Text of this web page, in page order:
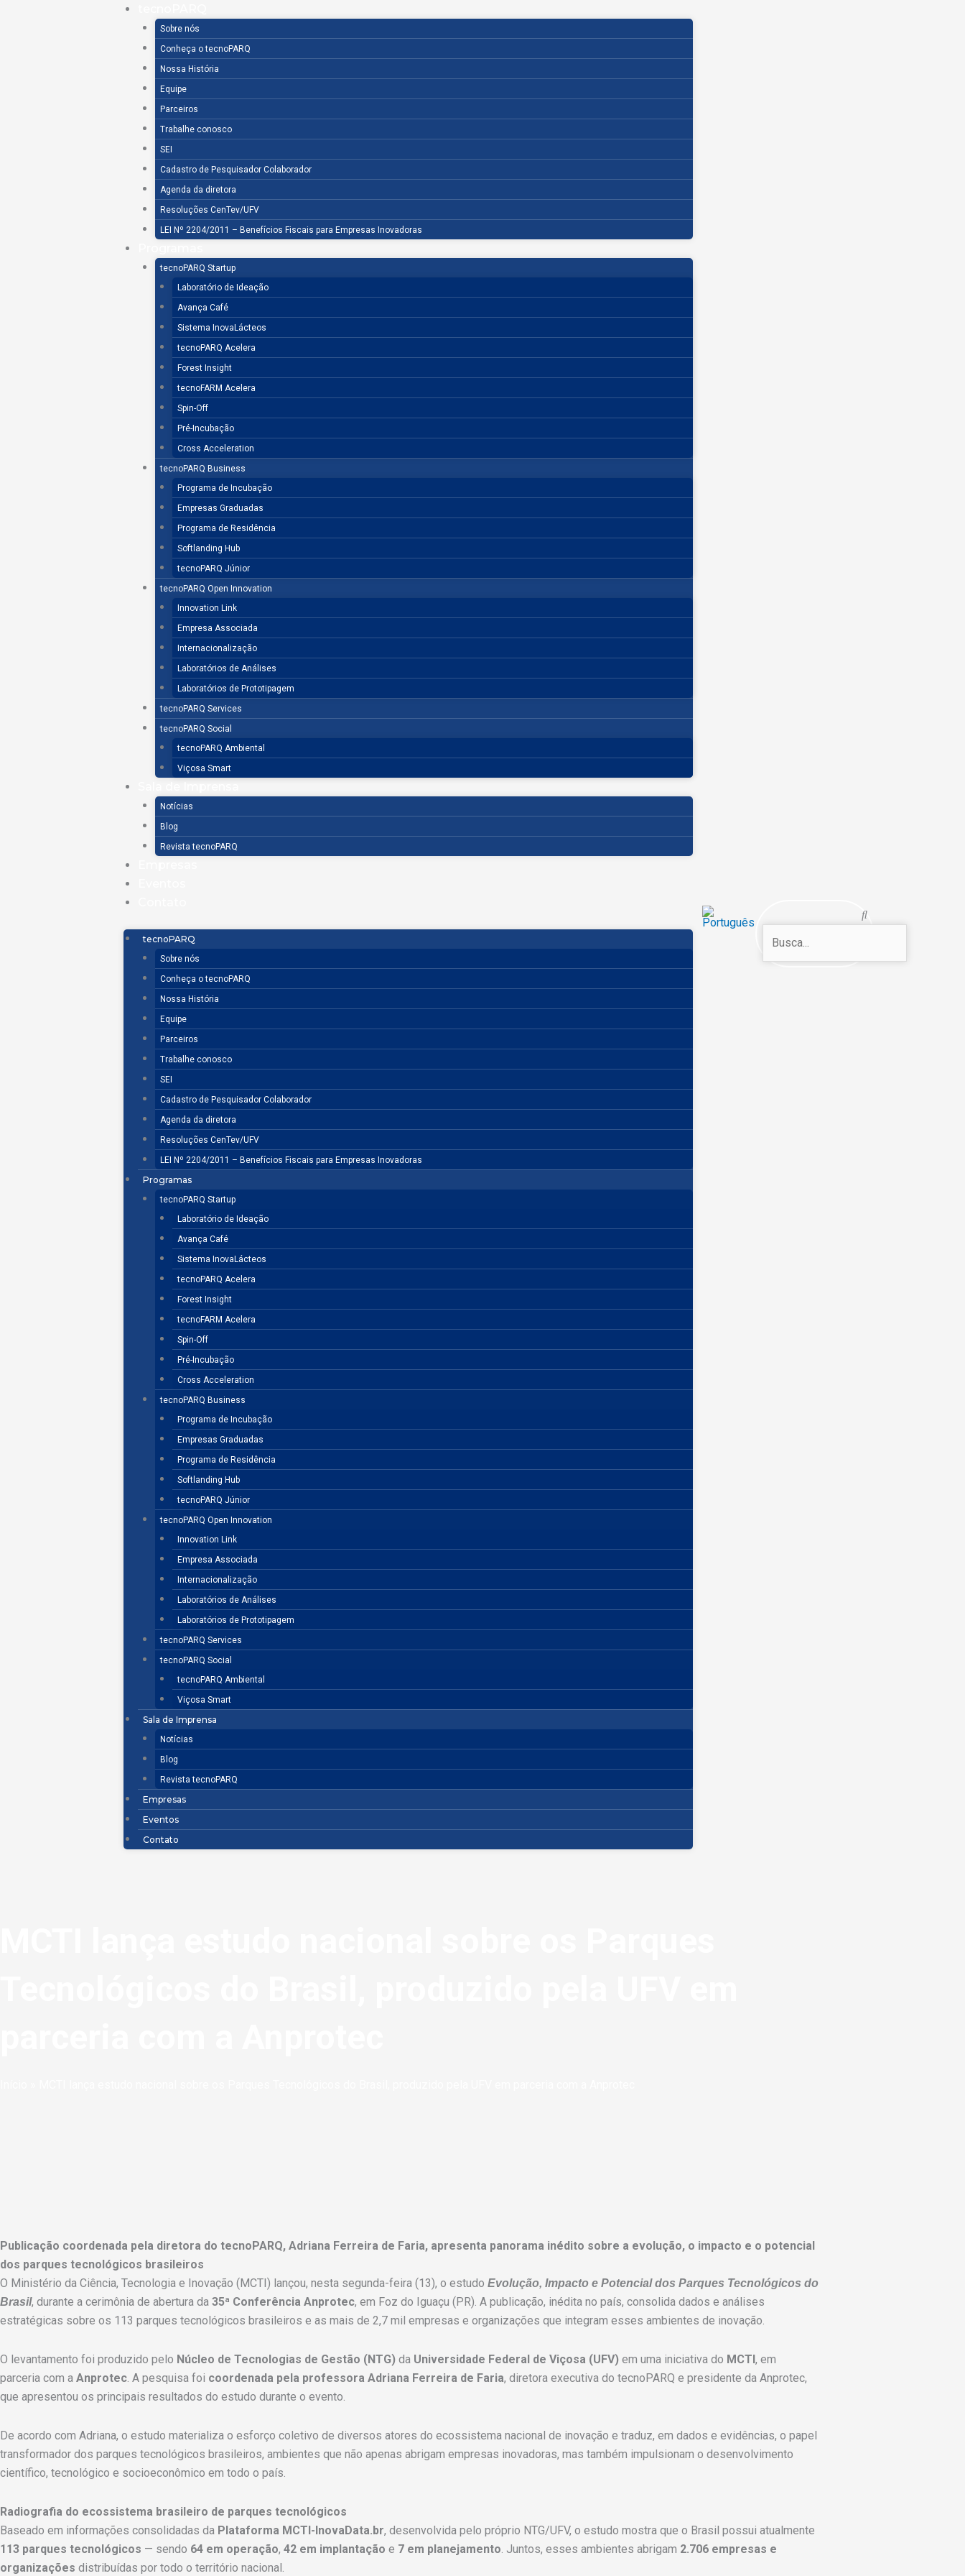
Sobre nós
Conheça o tecnoPARQ
Nossa História
Equipe
Parceiros
Trabalhe conosco
SEI
Cadastro de Pesquisador Colaborador
Agenda da diretora
Resoluções CenTev/UFV
LEI Nº 2204/2011 – Benefícios Fiscais para Empresas Inovadoras
tecnoPARQ Startup
Laboratório de Ideação
Avança Café
Sistema InovaLácteos
tecnoPARQ Acelera
Forest Insight
tecnoFARM Acelera
Spin-Off
Pré-Incubação
Cross Acceleration
tecnoPARQ Business
Programa de Incubação
Empresas Graduadas
Programa de Residência
Softlanding Hub
tecnoPARQ Júnior
tecnoPARQ Open Innovation
Innovation Link
Empresa Associada
Internacionalização
Laboratórios de Análises
Laboratórios de Prototipagem
tecnoPARQ Services
tecnoPARQ Social
tecnoPARQ Ambiental
Viçosa Smart
Notícias
Blog
Revista tecnoPARQ
tecnoPARQ
Sobre nós
Conheça o tecnoPARQ
Nossa História
Equipe
Parceiros
Trabalhe conosco
SEI
Cadastro de Pesquisador Colaborador
Agenda da diretora
Resoluções CenTev/UFV
LEI Nº 2204/2011 – Benefícios Fiscais para Empresas Inovadoras
Programas
tecnoPARQ Startup
Laboratório de Ideação
Avança Café
Sistema InovaLácteos
tecnoPARQ Acelera
Forest Insight
tecnoFARM Acelera
Spin-Off
Pré-Incubação
Cross Acceleration
tecnoPARQ Business
Programa de Incubação
Empresas Graduadas
Programa de Residência
Softlanding Hub
tecnoPARQ Júnior
tecnoPARQ Open Innovation
Innovation Link
Empresa Associada
Internacionalização
Laboratórios de Análises
Laboratórios de Prototipagem
tecnoPARQ Services
tecnoPARQ Social
tecnoPARQ Ambiental
Viçosa Smart
Sala de Imprensa
Notícias
Blog
Revista tecnoPARQ
Empresas
Eventos
Contato
Publicação coordenada pela diretora do tecnoPARQ, Adriana Ferreira de Faria, apresenta panorama inédito sobre a evolução, o impacto e o potencial
dos parques tecnológicos brasileiros
O Ministério da Ciência, Tecnologia e Inovação (MCTI) lançou, nesta segunda-feira (13), o estudo Evolução, Impacto e Potencial dos Parques Tecnológicos do
Brasil, durante a cerimônia de abertura da 35ª Conferência Anprotec, em Foz do Iguaçu (PR). A publicação, inédita no país, consolida dados e análises
estratégicas sobre os 113 parques tecnológicos brasileiros e as mais de 2,7 mil empresas e organizações que integram esses ambientes de inovação.
O levantamento foi produzido pelo Núcleo de Tecnologias de Gestão (NTG) da Universidade Federal de Viçosa (UFV) em uma iniciativa do MCTI, em
parceria com a Anprotec. A pesquisa foi coordenada pela professora Adriana Ferreira de Faria, diretora executiva do tecnoPARQ e presidente da Anprotec,
que apresentou os principais resultados do estudo durante o evento.
De acordo com Adriana, o estudo materializa o esforço coletivo de diversos atores do ecossistema nacional de inovação e traduz, em dados e evidências, o papel
transformador dos parques tecnológicos brasileiros, ambientes que não apenas abrigam empresas inovadoras, mas também impulsionam o desenvolvimento
científico, tecnológico e socioeconômico em todo o país.
Radiografia do ecossistema brasileiro de parques tecnológicos
Baseado em informações consolidadas da Plataforma MCTI-InovaData.br, desenvolvida pelo próprio NTG/UFV, o estudo mostra que o Brasil possui atualmente
113 parques tecnológicos — sendo 64 em operação, 42 em implantação e 7 em planejamento. Juntos, esses ambientes abrigam 2.706 empresas e
organizações distribuídas por todo o território nacional.